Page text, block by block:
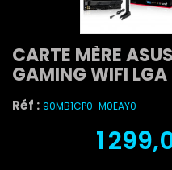
CARTE MÈRE
GAMING WIFI
Réf : 90MB1CP0-M0EAY0
1